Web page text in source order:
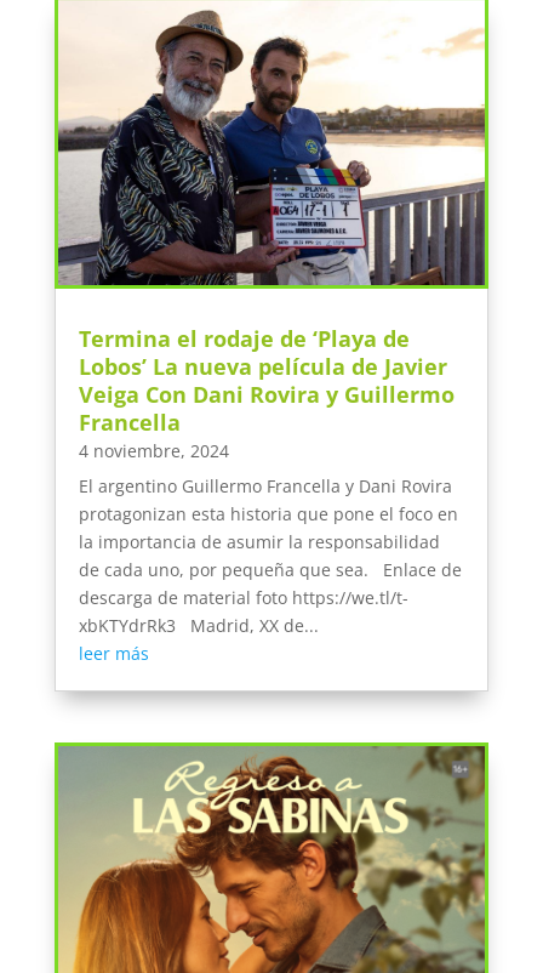
Termina el rodaje de ‘Playa de
Lobos’ La nueva película de Javier
Veiga Con Dani Rovira y Guillermo
Francella
4 noviembre, 2024
El argentino Guillermo Francella y Dani Rovira
protagonizan esta historia que pone el foco en
la importancia de asumir la responsabilidad
de cada uno, por pequeña que sea. Enlace de
descarga de material foto https://we.tl/t-
xbKTYdrRk3 Madrid, XX de...
leer más